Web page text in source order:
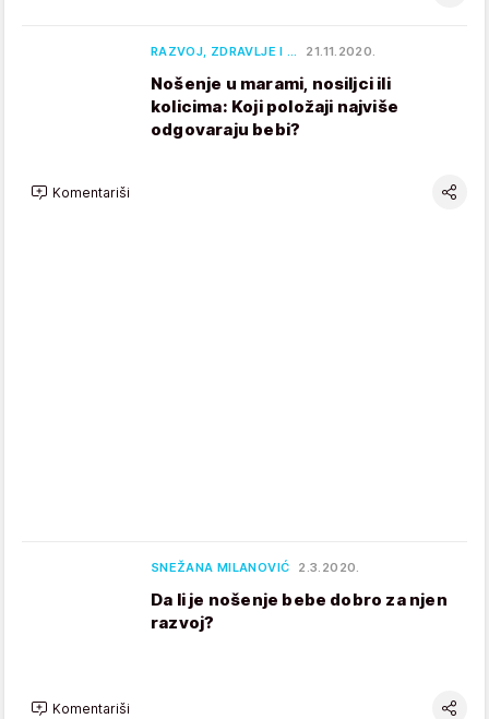
RAZVOJ, ZDRAVLJE I … 21.11.2020.
Nošenje u marami, nosiljci ili
kolicima: Koji položaji najviše
odgovaraju bebi?
Komentariši
SNEŽANA MILANOVIĆ 2.3.2020.
Da li je nošenje bebe dobro za njen
razvoj?
Komentariši